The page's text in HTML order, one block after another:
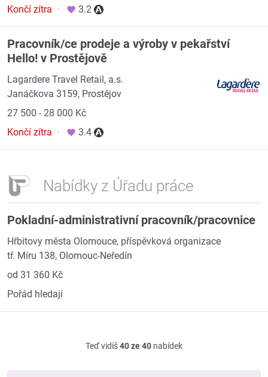
Končí zítra · 3.2
Pracovník/ce prodeje a výroby v pekařství
Hello! v Prostějově
Lagardere Travel Retail, a.s.
Janáčkova 3159, Prostějov
27 500 - 28 000 Kč
Končí zítra · 3.4
Nabídky z Úřadu práce
Pokladní-administrativní pracovník/pracovnice
Hřbitovy města Olomouce, příspěvková organizace
tř. Míru 138, Olomouc-Neředín
od 31 360 Kč
Pořád hledají
Teď vidíš40 ze 40 nabídek